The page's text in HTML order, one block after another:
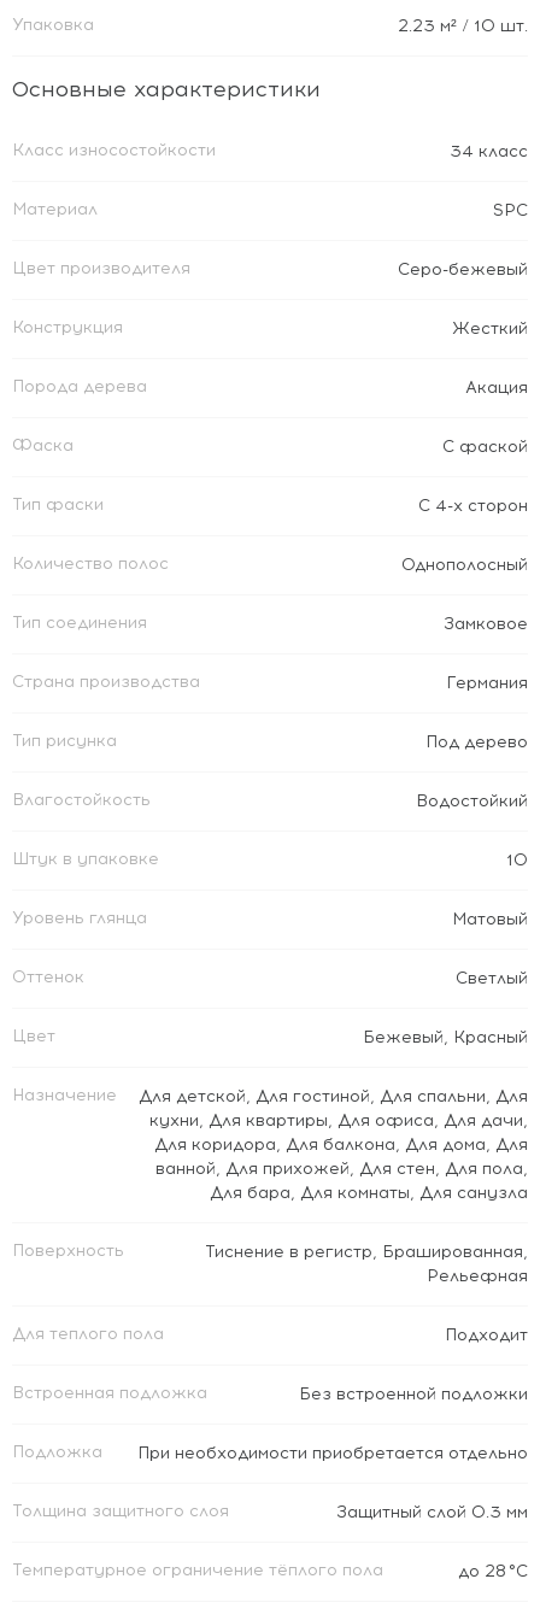
Упаковка 2.23 м² / 10 шт.
Основные характеристики
Класс износостойкости 34 класс
Материал SPC
Цвет производителя Серо-бежевый
Конструкция Жесткий
Порода дерева Акация
Фаска С фаской
Тип фаски С 4-х сторон
Количество полос Однополосный
Тип соединения Замковое
Страна производства Германия
Тип рисунка Под дерево
Влагостойкость Водостойкий
Штук в упаковке 10
Уровень глянца Матовый
Оттенок Светлый
Цвет Бежевый, Красный
Назначение Для детской, Для гостиной, Для спальни, Для
кухни, Для квартиры, Для офиса, Для дачи,
Для коридора, Для балкона, Для дома, Для
ванной, Для прихожей, Для стен, Для пола,
Для бара, Для комнаты, Для санузла
Поверхность Тиснение в регистр, Брашированная,
Рельефная
Для теплого пола Подходит
Встроенная подложка Без встроенной подложки
Подложка При необходимости приобретается отдельно
Толщина защитного слоя Защитный слой 0.3 мм
Температурное ограничение тёплого пола до 28 °C